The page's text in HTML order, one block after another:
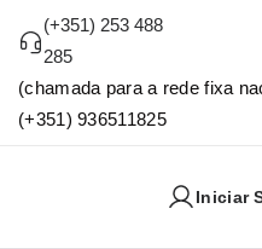
(+351) 253 488
285
(chamada para a rede fixa
(+351) 936511825
Iniciar